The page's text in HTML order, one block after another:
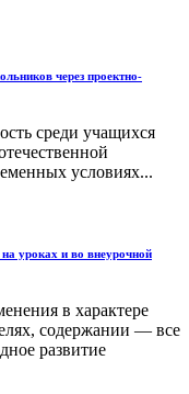
через проектно-
среди учащихся
условиях...
уроках и во внеурочной
в характере
содержании — все
развитие